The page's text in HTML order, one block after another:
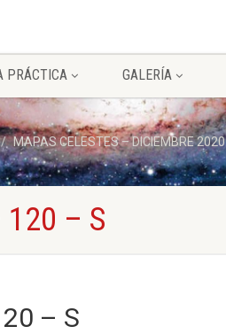
PRÁCTICA GALERÍA
MAPAS CELESTES – DICIEMBRE 2020
– S
– S